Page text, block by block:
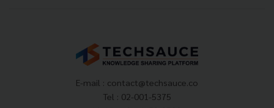
E-mail : contact@techsauce.co
Tel : 02-001-5375